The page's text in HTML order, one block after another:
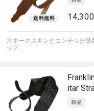
スネークスキンとコンチョが
ップ。
itar